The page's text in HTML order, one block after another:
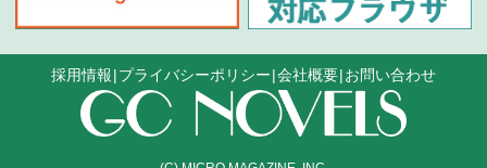
採用情報 プライバシーポリシー 会社概要 お問い合わせ